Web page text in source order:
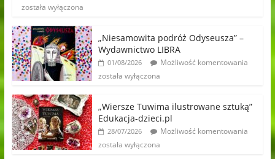
została wyłączona
„Niesamowita podróż Odyseusza” –
Wydawnictwo LIBRA
01/08/2026
Możliwość komentowania
została wyłączona
„Wiersze Tuwima ilustrowane sztuką”
Edukacja-dzieci.pl
28/07/2026
Możliwość komentowania
została wyłączona